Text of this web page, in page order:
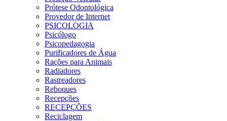
Prótese Odontológica
Provedor de Internet
PSICOLOGIA
Psicólogo
Psicopedagogia
Purificadores de Água
Rações para Animais
Radiadores
Rastreadores
Reboques
Recepções
RECEPÇÕES
Reciclagem